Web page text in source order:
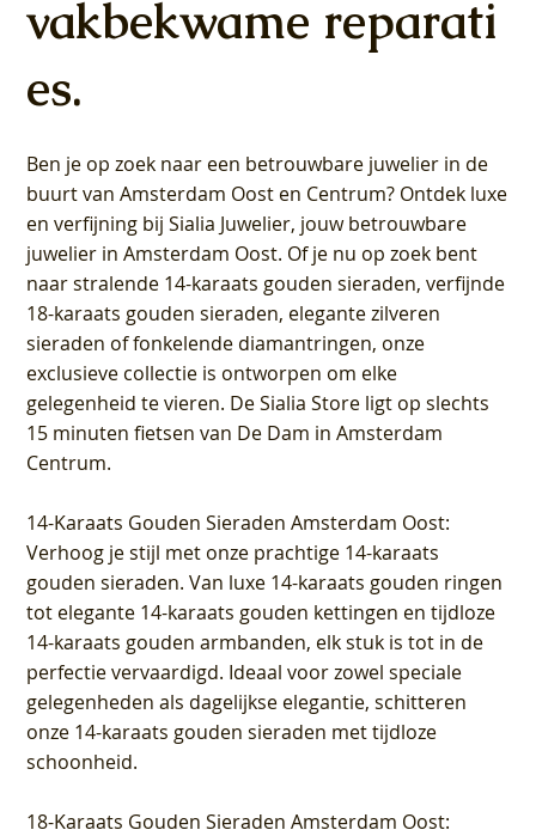
vakbekwame reparati
es.
Ben je op zoek naar een betrouwbare juwelier in de
buurt van Amsterdam Oost en Centrum? Ontdek luxe
en verfijning bij Sialia Juwelier, jouw betrouwbare
juwelier in Amsterdam Oost. Of je nu op zoek bent
naar stralende 14-karaats gouden sieraden, verfijnde
18-karaats gouden sieraden, elegante zilveren
sieraden of fonkelende diamantringen, onze
exclusieve collectie is ontworpen om elke
gelegenheid te vieren. De Sialia Store ligt op slechts
15 minuten fietsen van De Dam in Amsterdam
Centrum.
14-Karaats Gouden Sieraden Amsterdam Oost:
Verhoog je stijl met onze prachtige 14-karaats
gouden sieraden. Van luxe 14-karaats gouden ringen
tot elegante 14-karaats gouden kettingen en tijdloze
14-karaats gouden armbanden, elk stuk is tot in de
perfectie vervaardigd. Ideaal voor zowel speciale
gelegenheden als dagelijkse elegantie, schitteren
onze 14-karaats gouden sieraden met tijdloze
schoonheid.
18-Karaats Gouden Sieraden Amsterdam Oost: